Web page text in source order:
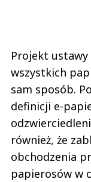
Projekt ustawy
wszystkich
sam sposób.
definicji e-
również, że
obchodzenia
papierosów w